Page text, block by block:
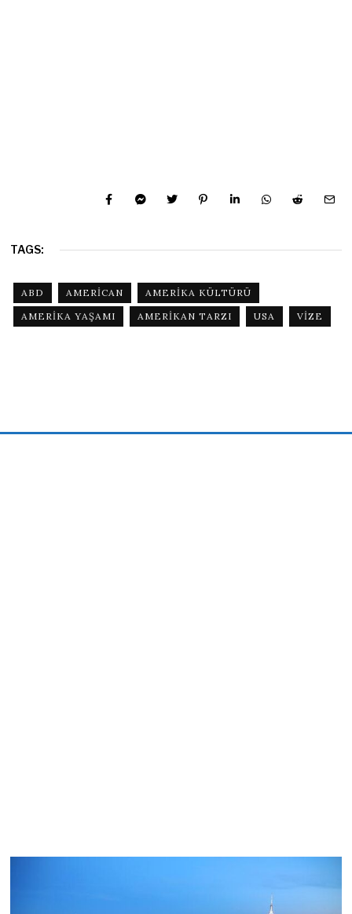
TAGS:
ABD AMERICAN
AMERIKA KÜLTÜRÜ
AMERIKA YAŞAMI
AMERIKAN TARZI USA VIZE